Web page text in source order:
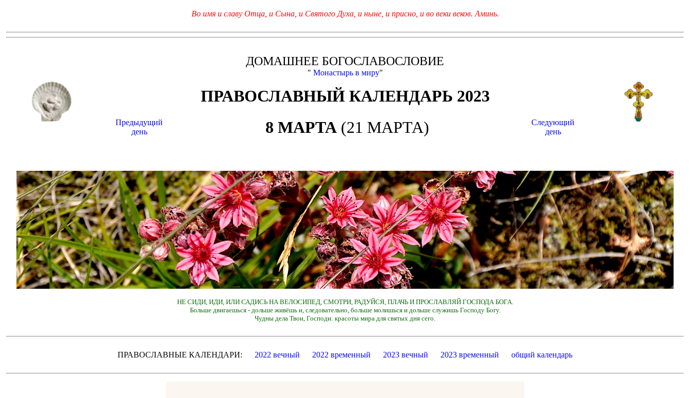
Во имя и славу Отца, и Сына, и Святого Духа, и ныне, и присно, и во веки веков. Аминь.
ДОМАШНЕЕ БОГОСЛАВОСЛОВИЕ
" Монастырь в миру"
ПРАВОСЛАВНЫЙ КАЛЕНДАРЬ 2023
Предыдущий
день
8 МАРТА(21 МАРТА)
Следующий
день
НЕ СИДИ, ИДИ, ИЛИ САДИСЬ НА ВЕЛОСИПЕД, СМОТРИ, РАДУЙСЯ, ПЛАЧЬ И ПРОСЛАВЛЯЙ ГОСПОДА БОГА.
Больше двигаешься - дольше живёшь и, следовательно, больше молишься и дольше служишь Господу Богу.
Чудны дела Твои, Господи: красоты мира для святых дня сего.
ПРАВОСЛАВНЫЕ КАЛЕНДАРИ: 2022 вечный 2022 временный 2023 вечный 2023 временный общий календарь